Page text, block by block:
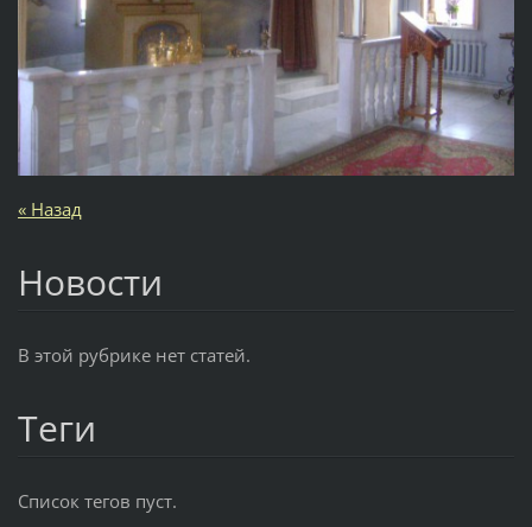
« Назад
Новости
В этой рубрике нет статей.
Теги
Список тегов пуст.